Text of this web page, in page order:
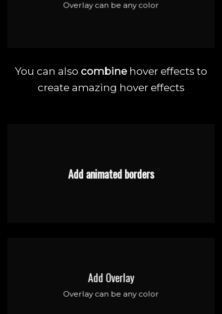
Overlay can be any color
You can also combinehover effects to
create amazing hover effects
Add animated borders
Add Overlay
Overlay can be any color